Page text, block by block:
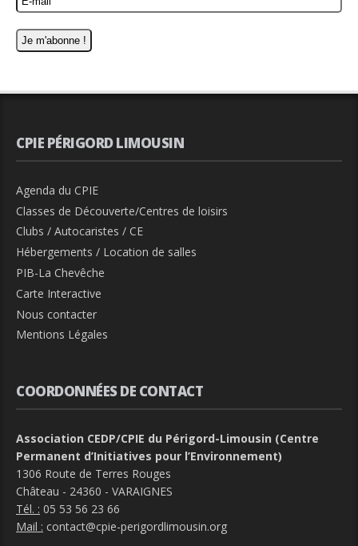
CPIE PÉRIGORD LIMOUSIN
Agenda du CPIE
Classes de Découverte/Centres de loisirs
Clubs / Autocaristes / CE
Hébergements / Location de salles
PIB-La Chevêche
Carte Interactive
Nous contacter
Mentions Légales
COORDONNÉES DE CONTACT
Association CEDP/CPIE du Périgord-Limousin (Centre
Permanent d’Initiatives pour l’Environnement)
1306 Route de Terres Rouges
Château - 24360 - VARAIGNES
Tél. : 05 53 56 23 66
Mail : contact@cpie-perigordlimousin.org